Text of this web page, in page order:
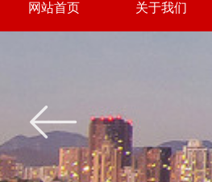
ꂃ
网站首页 关于我们